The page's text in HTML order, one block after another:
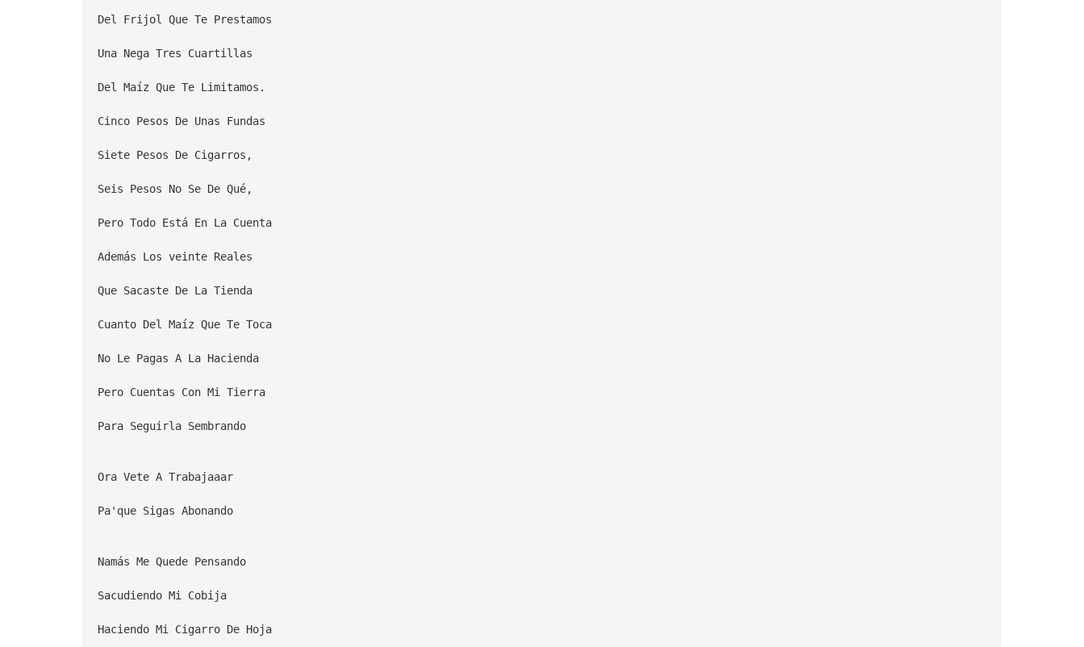
Del Frijol Que Te Prestamos
Una Nega Tres Cuartillas
Del Maíz Que Te Limitamos.
Cinco Pesos De Unas Fundas
Siete Pesos De Cigarros,
Seis Pesos No Se De Qué,
Pero Todo Está En La Cuenta
Además Los veinte Reales
Que Sacaste De La Tienda
Cuanto Del Maíz Que Te Toca
No Le Pagas A La Hacienda
Pero Cuentas Con Mi Tierra
Para Seguirla Sembrando
Ora Vete A Trabajaaar
Pa'que Sigas Abonando
Namás Me Quede Pensando
Sacudiendo Mi Cobija
Haciendo Mi Cigarro De Hoja